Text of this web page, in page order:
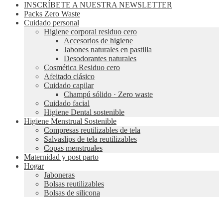
INSCRÍBETE A NUESTRA NEWSLETTER
Packs Zero Waste
Cuidado personal
Higiene corporal residuo cero
Accesorios de higiene
Jabones naturales en pastilla
Desodorantes naturales
Cosmética Residuo cero
Afeitado clásico
Cuidado capilar
Champú sólido · Zero waste
Cuidado facial
Higiene Dental sostenible
Higiene Menstrual Sostenible
Compresas reutilizables de tela
Salvaslips de tela reutilizables
Copas menstruales
Maternidad y post parto
Hogar
Jaboneras
Bolsas reutilizables
Bolsas de silicona